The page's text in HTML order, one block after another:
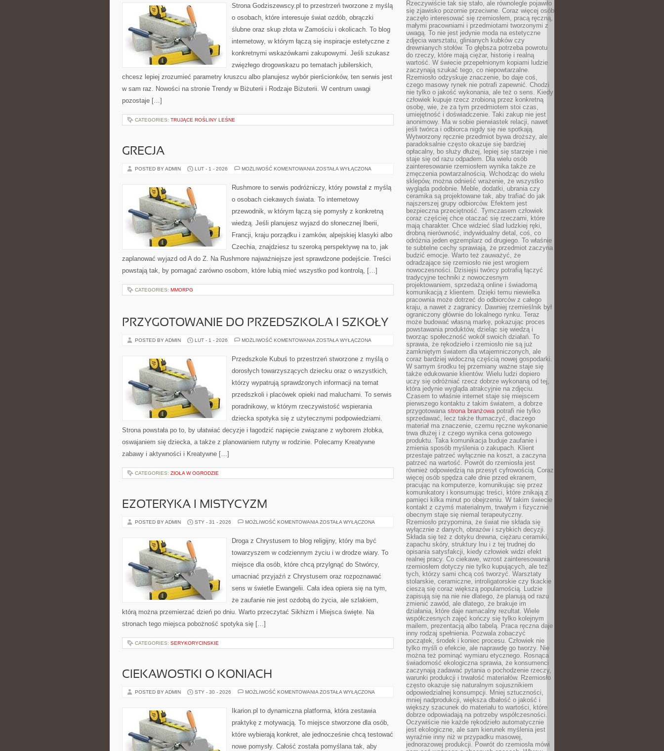
SZTUCE
Strona Godziszewscy.pl to przestrzeń tworzone z myślą
o osobach, które interesuje świat ozdób, obrączki
ślubne oraz skup złota w Zamościu i okolicach. To blog
internetowy, w którym łączą się inspiracje estetyczne z
konkretnymi wskazówkami zakupowymi. Jeśli szukasz
zwięzłego drogowskazu po tematach jubilerskich,
chcesz lepiej zrozumieć parametry kruszcu albo planujesz wybór pierścionków, ten serwis jest
w sam raz. Nowości na stronie Trendy w Biżuterii i Rodzaje Biżuterii. W centrum uwagi
pozostaje […]
CATEGORIES: TRUJĄCE ROŚLINY LEŚNE
GRECJA
POSTED BY ADMIN LUT - 1 - 2026 MOŻLIWOŚĆ KOMENTOWANIA GRECJA
ZOSTAŁA WYŁĄCZONA
Rushmore to serwis podróżniczy, który powstał z myślą
o osobach ciekawych świata. To internetowy
przewodnik, w którym łączą się pomysły z konkretną
wiedzą. Jeśli planujesz wyjazd do słonecznej Iberii,
Francji, kraju porządku i zamków, alpejskiej klasyki albo
Czechia, znajdziesz tu szeroką perspektywę na to, jak
zaplanować wyjazd od A do Z. Na Rushmore najważniejsze jest sprawdzone podejście. Treści
powstają tak, by pomagać zarówno osobom, które lubią mieć wszystko pod kontrolą, […]
CATEGORIES: MMORPG
PRZYGOTOWANIE DO PRZEDSZKOLA I SZKOŁY
POSTED BY ADMIN LUT - 1 - 2026 MOŻLIWOŚĆ KOMENTOWANIA PRZYGOTOWANIE
SZKOŁY
ZOSTAŁA WYŁĄCZONA
Przedszkole Kubuś to przestrzeń stworzone z myślą o
dorosłych towarzyszących dziecku oraz o wszystkich,
którzy wypatrują sprawdzonych informacji na temat
przedszkoli i placówek opieki nad maluchami. To serwis
poradnikowy, w którym rzeczywistość wspierania
dziecka spotyka się z użytecznymi podpowiedziami.
Strona powstała po to, by ułatwiać decyzje i łagodzić napięcie związane z wyborem żłobka,
oswajaniem się dziecka, a także z planowaniem rutyny w rodzinie. Polecamy Kreatywne
zabawy i aktywności i Kreatywne […]
CATEGORIES: ZIOŁA W OGRODZIE
EZOTERYKA I MISTYCYZM
POSTED BY ADMIN STY - 31 - 2026 MOŻLIWOŚĆ KOMENTOWANIA EZOTERYKA
ZOSTAŁA WYŁĄCZONA
Droga z Chrystusem to blog religijny, który ma być
towarzyszem w codziennym życiu i w drodze wiary. To
miejsce dla osób, które chcą przylgnąć do Stwórcy,
umacniać przyjaźń z Chrystusem oraz rozpoznawać
sens w świetle Ewangelii. Cała idea opiera się na tym,
że zaufanie nie jest ozdobą do życia, ale szlakiem,
którą można przemierzać dzień po dniu. Warto przeczytać Sikhizm i Miejsca święte. Na
stronach tego miejsca pobożność spotyka się […]
CATEGORIES: SERYKORYCINSKIE
CIEKAWOSTKI O KONIACH
POSTED BY ADMIN STY - 30 - 2026 MOŻLIWOŚĆ KOMENTOWANIA CIEKAWOSTKI
ZOSTAŁA WYŁĄCZONA
Ikarion.pl to dynamiczna platforma, która zestawia
praktykę z motywacją. To miejsce stworzone dla osób,
które wybierają konkret, ale jednocześnie chcą testować
nowe pomysły. Całość została pomyślana tak, aby
Rzeczywiście tak się stało, ale równolegle pojawiło
się zjawisko pozornie przeciwne. Coraz więcej osób
zaczęło interesować się rzemiosłem, pracą ręczną,
małymi pracowniami i przedmiotami tworzonymi z
uwagą. To nie jest jedynie moda na estetyczne
zdjęcia warsztatu, glinianych kubków czy
drewnianych stołów. To głębsza potrzeba powrotu
do rzeczy, które mają ciężar, historię i realną
wartość. W świecie przepełnionym kopiami ludzie
zaczynają szukać tego, co niepowtarzalne.
Rzemiosło odzyskuje znaczenie, bo daje coś,
czego masowy rynek nie potrafi zapewnić. Chodzi
nie tylko o jakość wykonania, ale też o sens. Kiedy
człowiek kupuje rzecz zrobioną przez konkretną
osobę, wie, że za tym przedmiotem stoi czas,
umiejętność i doświadczenie. Taki zakup nie jest
anonimowy. Ma w sobie pierwiastek relacji, nawet
jeśli twórca i odbiorca nigdy się nie spotkają.
Wytworzony ręcznie przedmiot bywa droższy, ale
paradoksalnie często okazuje się bardziej
opłacalny, bo służy dłużej, lepiej się starzeje i nie
staje się od razu odpadem. Dla wielu osób
zainteresowanie rzemiosłem wynika także ze
zmęczenia powtarzalnością. Wchodząc do wielu
sklepów, można odnieść wrażenie, że wszystko
wygląda podobnie. Meble, dodatki, ubrania czy
ceramika są projektowane tak, aby trafiać do jak
najszerszej grupy odbiorców. Efektem jest
bezpieczna przeciętność. Tymczasem człowiek
coraz częściej chce otaczać się rzeczami, które
mają charakter. Chce widzieć ślad ludzkiej ręki,
drobną nierówność, indywidualny detal, coś, co
odróżnia jeden egzemplarz od drugiego. To właśnie
te subtelne cechy sprawiają, że przedmiot zaczyna
budzić emocje. Warto też zauważyć, że
odradzające się rzemiosło nie jest wrogiem
nowoczesności. Dzisiejsi twórcy potrafią łączyć
tradycyjne techniki z nowoczesnym
projektowaniem, sprzedażą online i świadomą
komunikacją z klientem. Dzięki temu niewielka
pracownia może dotrzeć do odbiorców z całego
kraju, a nawet z zagranicy. Dawniej rzemieślnik był
ograniczony głównie do lokalnego rynku. Teraz
może budować własną markę, pokazując proces
powstawania produktów, dzieląc się wiedzą i
tworząc społeczność wokół swoich działań. To
sprawia, że rękodzieło i rzemiosło nie są już
zamkniętym światem dla wtajemniczonych, ale
coraz bardziej widoczną częścią nowej gospodarki.
W samym środku tej przemiany ważne staje się
także edukowanie klientów. Wielu ludzi dopiero
uczy się odróżniać rzecz dobrze wykonaną od tej,
która jedynie wygląda atrakcyjnie na zdjęciu.
Czasem to właśnie internet staje się miejscem
pierwszego kontaktu z takim światem, a dobrze
przygotowana strona branżowapotrafi nie tylko
sprzedawać, lecz także tłumaczyć, dlaczego
materiał ma znaczenie, czemu ręczne wykonanie
trwa dłużej i z czego wynika cena gotowego
produktu. Taka komunikacja buduje zaufanie i
zmienia sposób myślenia o zakupach. Klient
przestaje patrzeć wyłącznie na koszt, a zaczyna
patrzeć na wartość. Powrót do rzemiosła jest
również odpowiedzią na przesyt cyfrowością. Coraz
więcej osób spędza całe dnie przed ekranem,
pracując na komputerze, komunikując się przez
komunikatory i konsumując treści, które znikają z
pamięci kilka minut po obejrzeniu. W takim świecie
kontakt z czymś materialnym, trwałym i fizycznie
obecnym staje się niemal terapeutyczny.
Rzemiosło przypomina, że świat nie składa się
wyłącznie z danych, obrazów i szybkich decyzji.
Składa się też z dotyku drewna, ciężaru ceramiki,
zapachu skóry, struktury lnu i z tej trudnej do
opisania satysfakcji, kiedy człowiek widzi efekt
realnej pracy. Co ciekawe, wzrost zainteresowania
rzemiosłem dotyczy nie tylko kupujących, ale też
tych, którzy sami chcą coś tworzyć. Warsztaty
stolarskie, ceramiczne, introligatorskie czy tkackie
cieszą się coraz większą popularnością. Ludzie
zapisują się na nie nie dlatego, że planują od razu
zmienić zawód, ale dlatego, że brakuje im
działania, które daje namacalny rezultat. Wiele
współczesnych zajęć kończy się tylko kolejnym
mailem, prezentacją albo tabelą. Praca ręczna daje
inny rodzaj spełnienia. Pozwala zobaczyć
początek, środek i koniec procesu. Człowiek nie
tylko myśli o efekcie, ale naprawdę go tworzy. Nie
można też pominąć wymiaru etycznego. Rosnąca
świadomość ekologiczna sprawia, że konsumenci
zaczynają zadawać pytania o pochodzenie rzeczy,
warunki produkcji i trwałość materiałów. Rzemiosło
często okazuje się naturalnym sojusznikiem
odpowiedzialnej konsumpcji. Mniej sztuczności,
mniej nadprodukcji, większa dbałość o jakość i
większy szacunek do materiału to wartości, które
dobrze odpowiadają na potrzeby współczesności.
Oczywiście nie każde rękodzieło automatycznie
jest ekologiczne, ale sam kierunek myślenia jest
wyraźnie inny niż w przypadku masowej,
jednorazowej produkcji. Powrót do rzemiosła mówi